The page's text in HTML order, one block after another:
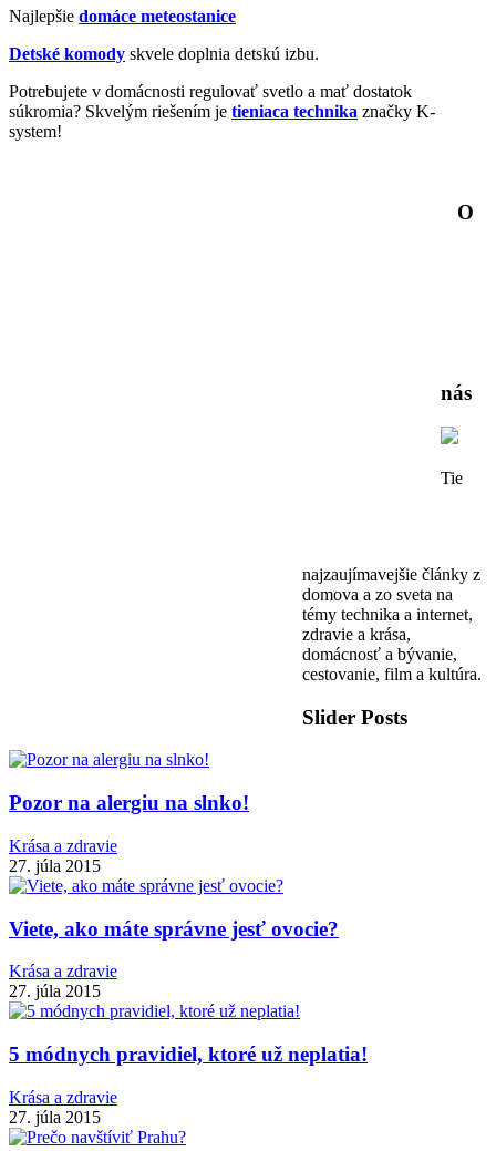
Najlepšie domáce meteostanice
Detské komody skvele doplnia detskú izbu.
Potrebujete v domácnosti regulovať svetlo a mať dostatok
súkromia? Skvelým riešením je tieniaca technika značky K-
system!
O
nás
Tie
najzaujímavejšie články z
domova a zo sveta na
témy technika a internet,
zdravie a krása,
domácnosť a bývanie,
cestovanie, film a kultúra.
Slider Posts
Pozor na alergiu na slnko!
Krása a zdravie
27. júla 2015
Viete, ako máte správne jesť ovocie?
Krása a zdravie
27. júla 2015
5 módnych pravidiel, ktoré už neplatia!
Krása a zdravie
27. júla 2015